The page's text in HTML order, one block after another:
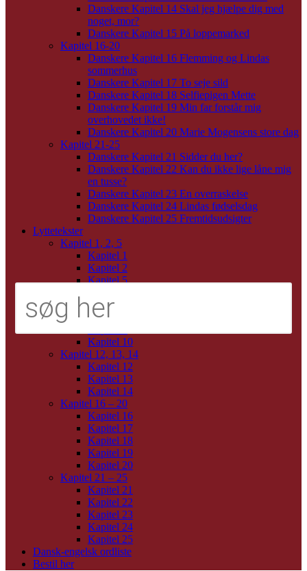
Danskere Kapitel 14 Skal jeg hjælpe dig med
noget, mor?
Danskere Kapitel 15 På loppemarked
Kapitel 16-20
Danskere Kapitel 16 Flemming og Lindas
sommerhus
Danskere Kapitel 17 To seje sild
Danskere Kapitel 18 Selfiepigen Mette
Danskere Kapitel 19 Min far forstår mig
overhovedet ikke!
Danskere Kapitel 20 Marie Mogensens store dag
Kapitel 21-25
Danskere Kapitel 21 Sidder du her?
Danskere Kapitel 22 Kan du ikke lige låne mig
en tusse?
Danskere Kapitel 23 En overraskelse
Danskere Kapitel 24 Lindas fødselsdag
Danskere Kapitel 25 Fremtidsudsigter
Lyttetekster
Kapitel 1, 2, 5
Kapitel 1
Kapitel 2
Kapitel 5
Kapitel 6
Kapitel 7
Kapitel 10
Kapitel 12, 13, 14
Kapitel 12
Kapitel 13
Kapitel 14
Kapitel 16 – 20
Kapitel 16
Kapitel 17
Kapitel 18
Kapitel 19
Kapitel 20
Kapitel 21 – 25
Kapitel 21
Kapitel 22
Kapitel 23
Kapitel 24
Kapitel 25
Dansk-engelsk ordliste
Bestil her